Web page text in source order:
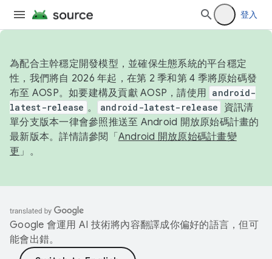
登入
為配合主幹穩定開發模型，並確保生態系統的平台穩定
性，我們將自 2026 年起，在第 2 季和第 4 季將原始碼發
布至 AOSP。如要建構及貢獻 AOSP，請使用 android-
latest-release 。 android-latest-release
資訊清
單分支版本一律會參照推送至 Android 開放原始碼計畫的
最新版本。詳情請參閱「 Android 開放原始碼計畫變
更 」。
Google 會運用 AI 技術將內容翻譯成你偏好的語言，但可
能會出錯。